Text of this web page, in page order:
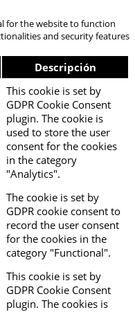
for the website to function
and security features
Descripción
This cookie is set by
GDPR Cookie Consent
plugin. The cookie is
used to store the user
consent for the cookies
in the category
"Analytics".
The cookie is set by
GDPR cookie consent to
record the user consent
for the cookies in the
category "Functional".
This cookie is set by
GDPR Cookie Consent
plugin. The cookies is